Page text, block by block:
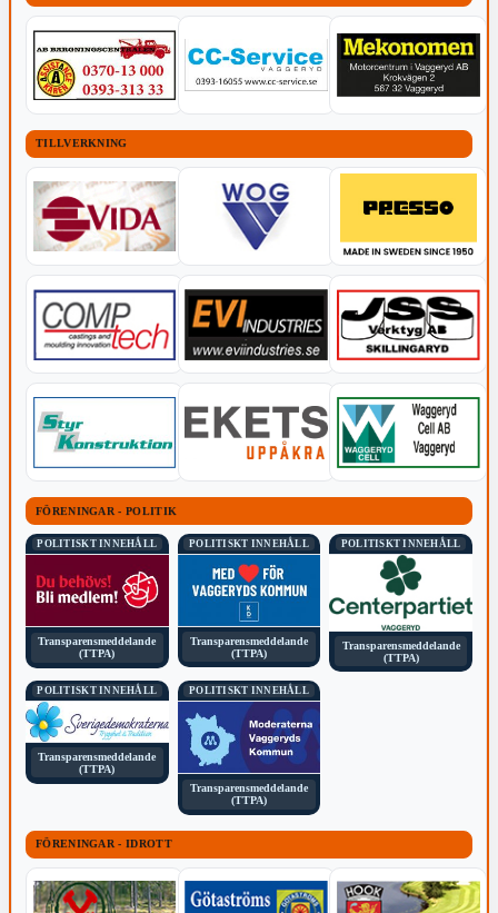
TILLVERKNING
FÖRENINGAR - POLITIK
POLITISKT INNEHÅLL
Transparensmeddelande
(TTPA)
POLITISKT INNEHÅLL
Transparensmeddelande
(TTPA)
POLITISKT INNEHÅLL
Transparensmeddelande
(TTPA)
POLITISKT INNEHÅLL
Transparensmeddelande
(TTPA)
POLITISKT INNEHÅLL
Transparensmeddelande
(TTPA)
FÖRENINGAR - IDROTT